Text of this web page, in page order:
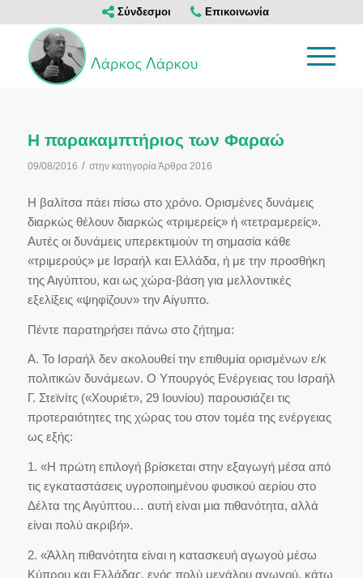
Σύνδεσμοι Επικοινωνία
Η παρακαμπτήριος των Φαραώ
09/08/2016 / στην κατηγορίαΆρθρα 2016
Η βαλίτσα πάει πίσω στο χρόνο. Ορισμένες δυνάμεις
διαρκώς θέλουν διαρκώς «τριμερείς» ή «τετραμερείς».
Αυτές οι δυνάμεις υπερεκτιμούν τη σημασία κάθε
«τριμερούς» με Ισραήλ και Ελλάδα, ή με την προσθήκη
της Αιγύπτου, και ως χώρα-βάση για μελλοντικές
εξελίξεις «ψηφίζουν» την Αίγυπτο.
Πέντε παρατηρήσει πάνω στο ζήτημα:
Α. Το Ισραήλ δεν ακολουθεί την επιθυμία ορισμένων ε/κ
πολιτικών δυνάμεων. Ο Υπουργός Ενέργειας του Ισραήλ
Γ. Στεϊνίτς («Χουριέτ», 29 Ιουνίου) παρουσιάζει τις
προτεραιότητες της χώρας του στον τομέα της ενέργειας
ως εξής:
1. «Η πρώτη επιλογή βρίσκεται στην εξαγωγή μέσα από
τις εγκαταστάσεις υγροποιημένου φυσικού αερίου στο
Δέλτα της Αιγύπτου… αυτή είναι μια πιθανότητα, αλλά
είναι πολύ ακριβή».
2. «Άλλη πιθανότητα είναι η κατασκευή αγωγού μέσω
Κύπρου και Ελλάδας, ενός πολύ μεγάλου αγωγού, κάτω